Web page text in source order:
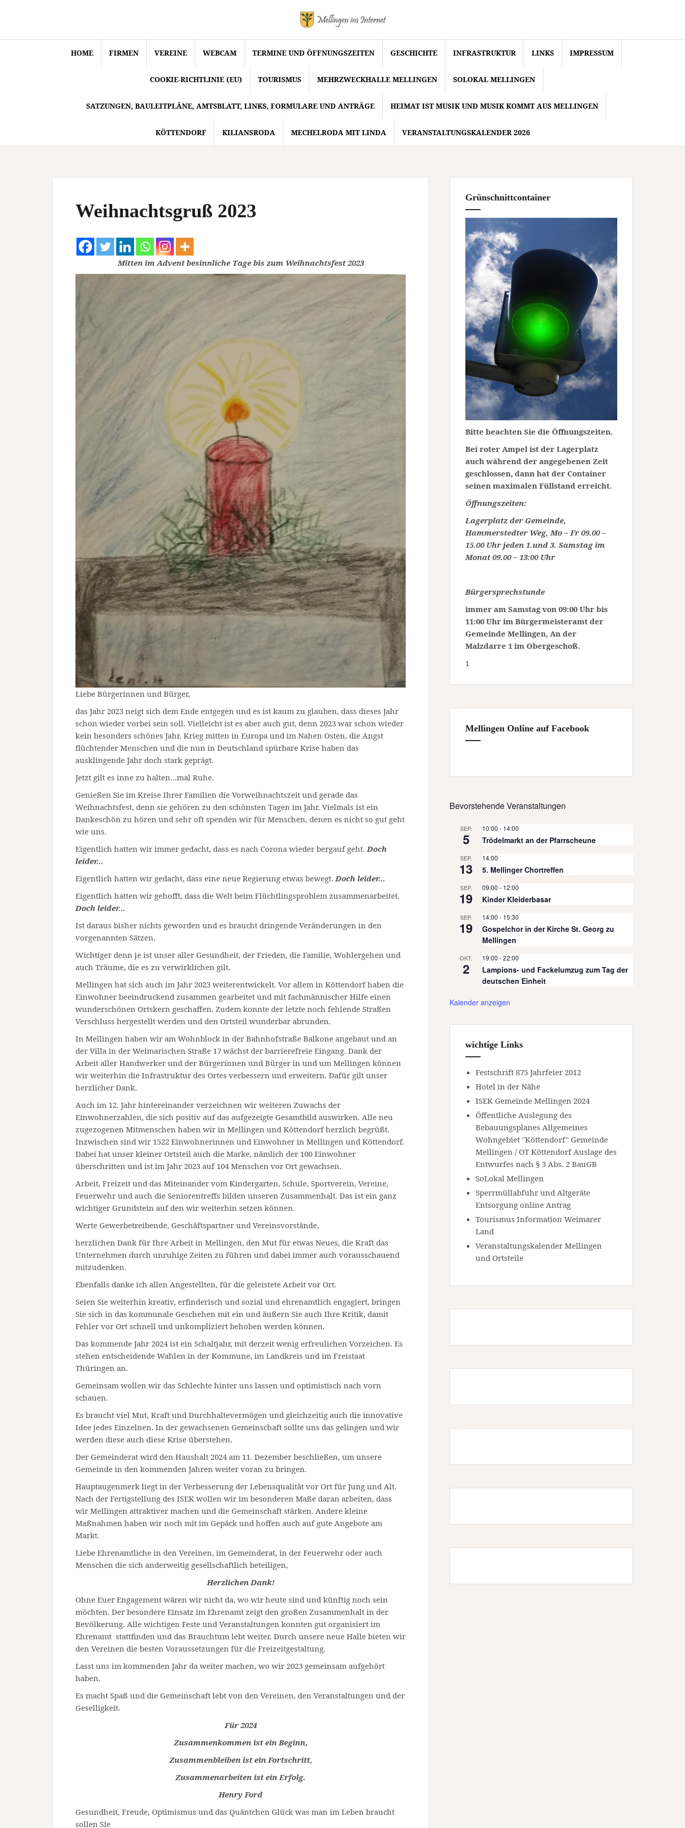
HOME FIRMEN VEREINE WEBCAM TERMINE UND ÖFFNUNGSZEITEN GESCHICHTE INFRASTRUKTUR LINKS IMPRESSUM
COOKIE-RICHTLINIE (EU) TOURISMUS MEHRZWECKHALLE MELLINGEN SOLOKAL MELLINGEN
SATZUNGEN, BAULEITPLÄNE, AMTSBLATT, LINKS, FORMULARE UND ANTRÄGE HEIMAT IST MUSIK UND MUSIK KOMMT AUS MELLINGEN
KÖTTENDORF KILIANSRODA MECHELRODA MIT LINDA VERANSTALTUNGSKALENDER 2026
Weihnachtsgruß 2023
Mitten im Advent besinnliche Tage bis zum Weihnachtsfest 2023
Liebe Bürgerinnen und Bürger,
das Jahr 2023 neigt sich dem Ende entgegen und es ist kaum zu glauben, dass dieses Jahr
schon wieder vorbei sein soll. Vielleicht ist es aber auch gut, denn 2023 war schon wieder
kein besonders schönes Jahr. Krieg mitten in Europa und im Nahen Osten, die Angst
flüchtender Menschen und die nun in Deutschland spürbare Krise haben das
ausklingende Jahr doch stark geprägt.
Jetzt gilt es inne zu halten…mal Ruhe.
Genießen Sie im Kreise Ihrer Familien die Vorweihnachtszeit und gerade das
Weihnachtsfest, denn sie gehören zu den schönsten Tagen im Jahr. Vielmals ist ein
Dankeschön zu hören und sehr oft spenden wir für Menschen, denen es nicht so gut geht
wie uns.
Eigentlich hatten wir immer gedacht, dass es nach Corona wieder bergauf geht. Doch
leider…
Eigentlich hatten wir gedacht, dass eine neue Regierung etwas bewegt.Doch leider…
Eigentlich hatten wir gehofft, dass die Welt beim Flüchtlingsproblem zusammenarbeitet.
Doch leider…
Ist daraus bisher nichts geworden und es braucht dringende Veränderungen in den
vorgenannten Sätzen.
Wichtiger denn je ist unser aller Gesundheit, der Frieden, die Familie, Wohlergehen und
auch Träume, die es zu verwirklichen gilt.
Mellingen hat sich auch im Jahr 2023 weiterentwickelt. Vor allem in Köttendorf haben die
Einwohner beeindruckend zusammen gearbeitet und mit fachmännischer Hilfe einen
wunderschönen Ortskern geschaffen. Zudem konnte der letzte noch fehlende Straßen
Verschluss hergestellt werden und den Ortsteil wunderbar abrunden.
In Mellingen haben wir am Wohnblock in der Bahnhofstraße Balkone angebaut und an
der Villa in der Weimarischen Straße 17 wächst der barrierefreie Eingang. Dank der
Arbeit aller Handwerker und der Bürgerinnen und Bürger in und um Mellingen können
wir weiterhin die Infrastruktur des Ortes verbessern und erweitern. Dafür gilt unser
herzlicher Dank.
Auch im 12. Jahr hintereinander verzeichnen wir weiteren Zuwachs der
Einwohnerzahlen, die sich positiv auf das aufgezeigte Gesamtbild auswirken. Alle neu
zugezogenen Mitmenschen haben wir in Mellingen und Köttendorf herzlich begrüßt.
Inzwischen sind wir 1522 Einwohnerinnen und Einwohner in Mellingen und Köttendorf.
Dabei hat unser kleiner Ortsteil auch die Marke, nämlich der 100 Einwohner
überschritten und ist im Jahr 2023 auf 104 Menschen vor Ort gewachsen.
Arbeit, Freizeit und das Miteinander vom Kindergarten, Schule, Sportverein, Vereine,
Feuerwehr und auch die Seniorentreffs bilden unseren Zusammenhalt. Das ist ein ganz
wichtiger Grundstein auf den wir weiterhin setzen können.
Werte Gewerbetreibende, Geschäftspartner und Vereinsvorstände,
herzlichen Dank für Ihre Arbeit in Mellingen, den Mut für etwas Neues, die Kraft das
Unternehmen durch unruhige Zeiten zu führen und dabei immer auch vorausschauend
mitzudenken.
Ebenfalls danke ich allen Angestellten, für die geleistete Arbeit vor Ort.
Seien Sie weiterhin kreativ, erfinderisch und sozial und ehrenamtlich engagiert, bringen
Sie sich in das kommunale Geschehen mit ein und äußern Sie auch Ihre Kritik, damit
Fehler vor Ort schnell und unkompliziert behoben werden können.
Das kommende Jahr 2024 ist ein Schaltjahr, mit derzeit wenig erfreulichen Vorzeichen. Es
stehen entscheidende Wahlen in der Kommune, im Landkreis und im Freistaat
Thüringen an.
Gemeinsam wollen wir das Schlechte hinter uns lassen und optimistisch nach vorn
schauen.
Es braucht viel Mut, Kraft und Durchhaltevermögen und gleichzeitig auch die innovative
Idee jedes Einzelnen. In der gewachsenen Gemeinschaft sollte uns das gelingen und wir
werden diese auch diese Krise überstehen.
Der Gemeinderat wird den Haushalt 2024 am 11. Dezember beschließen, um unsere
Gemeinde in den kommenden Jahren weiter voran zu bringen.
Hauptaugenmerk liegt in der Verbesserung der Lebensqualität vor Ort für Jung und Alt.
Nach der Fertigstellung des ISEK wollen wir im besonderen Maße daran arbeiten, dass
wir Mellingen attraktiver machen und die Gemeinschaft stärken. Andere kleine
Maßnahmen haben wir noch mit im Gepäck und hoffen auch auf gute Angebote am
Markt.
Liebe Ehrenamtliche in den Vereinen, im Gemeinderat, in der Feuerwehr oder auch
Menschen die sich anderweitig gesellschaftlich beteiligen,
Herzlichen Dank!
Ohne Euer Engagement wären wir nicht da, wo wir heute sind und künftig noch sein
möchten. Der besondere Einsatz im Ehrenamt zeigt den großen Zusammenhalt in der
Bevölkerung. Alle wichtigen Feste und Veranstaltungen konnten gut organisiert im
Ehrenamt stattfinden und das Brauchtum lebt weiter. Durch unsere neue Halle bieten wir
den Vereinen die besten Voraussetzungen für die Freizeitgestaltung.
Lasst uns im kommenden Jahr da weiter machen, wo wir 2023 gemeinsam aufgehört
haben.
Es macht Spaß und die Gemeinschaft lebt von den Vereinen, den Veranstaltungen und der
Geselligkeit.
Für 2024
Zusammenkommen ist ein Beginn,
Zusammenbleiben ist ein Fortschritt,
Zusammenarbeiten ist ein Erfolg.
Henry Ford
Gesundheit, Freude, Optimismus und das Quäntchen Glück was man im Leben braucht
sollen Sie
Grünschnittcontainer
Bitte beachten Sie die Öffnungszeiten.
Bei roter Ampel ist der Lagerplatz
auch während der angegebenen Zeit
geschlossen, dann hat der Container
seinen maximalen Füllstand erreicht.
Öffnungszeiten:
Lagerplatz der Gemeinde,
Hammerstedter Weg, Mo – Fr 09.00 –
15.00 Uhr jeden 1.und 3. Samstag im
Monat 09.00 – 13:00 Uhr
Bürgersprechstunde
immer am Samstag von 09:00 Uhr bis
11:00 Uhr im Bürgermeisteramt der
Gemeinde Mellingen, An der
Malzdarre 1 im Obergeschoß.
1
Mellingen Online auf Facebook
Bevorstehende Veranstaltungen
SEP.
5
10:00 - 14:00
Trödelmarkt an der Pfarrscheune
SEP.
13
14:00
5. Mellinger Chortreffen
SEP.
19
09:00 - 12:00
Kinder Kleiderbasar
SEP.
19
14:00 - 15:30
Gospelchor in der Kirche St. Georg zu
Mellingen
OKT.
2
19:00 -22:00
Lampions- und Fackelumzug zum Tag der
deutschen Einheit
Kalender anzeigen
wichtige Links
Festschrift 875 Jahrfeier 2012
Hotel in der Nähe
ISEK Gemeinde Mellingen 2024
Öffentliche Auslegung des
Bebauungsplanes Allgemeines
Wohngebiet "Köttendorf" Gemeinde
Mellingen / OT Köttendorf Auslage des
Entwurfes nach § 3 Abs. 2 BauGB
SoLokal Mellingen
Sperrmüllabfuhr und Altgeräte
Entsorgung online Antrag
Tourismus Information Weimarer
Land
Veranstaltungskalender Mellingen
und Ortsteile